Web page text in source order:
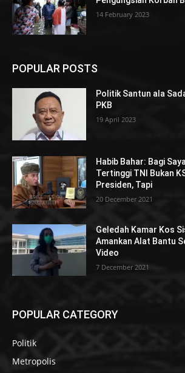
14 February 2023
POPULAR POSTS
Politik Santun ala
PKB
19 April 2023
Habib Bahar: Bagi
Tertinggi TNI Bukan
Presiden, Tapi
20 December 2021
Geledah Kamar Kos
Amankan Alat Bantu
Video
7 December 2021
POPULAR CATEGORY
Politik
Metropolis